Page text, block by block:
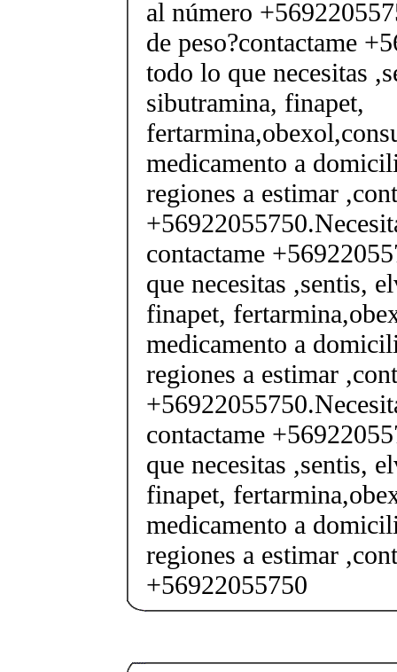
al número
de peso?contactame
todo lo que necesitas
sibutramina, finapet,
medicamento a
regiones a estimar
contactame
que necesitas ,sentis,
finapet,
medicamento a
regiones a estimar
contactame
que necesitas ,sentis,
finapet,
medicamento a
regiones a estimar
+56922055750